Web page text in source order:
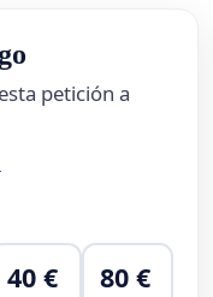
petición a
40 € 80 €